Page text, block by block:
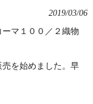
2019/03/06
マ１００／２織物
を始めました。早